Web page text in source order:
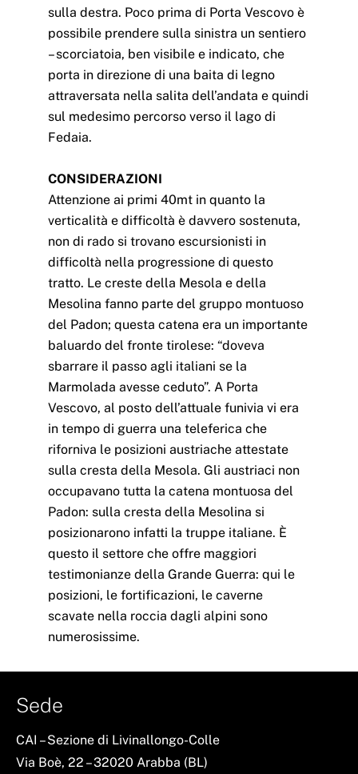
sulla destra. Poco prima di Porta Vescovo è
possibile prendere sulla sinistra un sentiero
– scorciatoia, ben visibile e indicato, che
porta in direzione di una baita di legno
attraversata nella salita dell’andata e quindi
sul medesimo percorso verso il lago di
Fedaia.
CONSIDERAZIONI
Attenzione ai primi 40mt in quanto la
verticalità e difficoltà è davvero sostenuta,
non di rado si trovano escursionisti in
difficoltà nella progressione di questo
tratto. Le creste della Mesola e della
Mesolina fanno parte del gruppo montuoso
del Padon; questa catena era un importante
baluardo del fronte tirolese: “doveva
sbarrare il passo agli italiani se la
Marmolada avesse ceduto”. A Porta
Vescovo, al posto dell’attuale funivia vi era
in tempo di guerra una teleferica che
riforniva le posizioni austriache attestate
sulla cresta della Mesola. Gli austriaci non
occupavano tutta la catena montuosa del
Padon: sulla cresta della Mesolina si
posizionarono infatti la truppe italiane. È
questo il settore che offre maggiori
testimonianze della Grande Guerra: qui le
posizioni, le fortificazioni, le caverne
scavate nella roccia dagli alpini sono
numerosissime.
Sede
CAI – Sezione di Livinallongo-Colle
Via Boè, 22 – 32020 Arabba (BL)